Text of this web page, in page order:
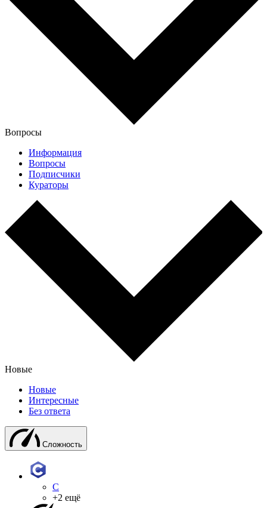
Вопросы
Информация
Вопросы
Подписчики
Кураторы
Новые
Новые
Интересные
Без ответа
Сложность
C
+2 ещё